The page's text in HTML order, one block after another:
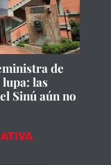
de
lupa: las
Sinú aún no